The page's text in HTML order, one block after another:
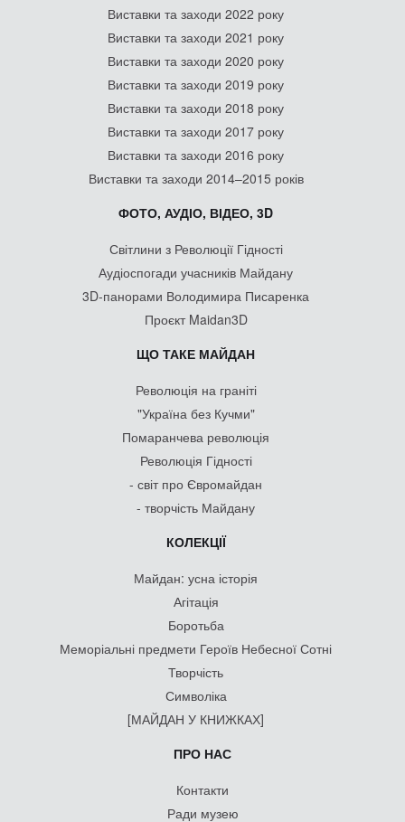
Виставки та заходи 2022 року
Виставки та заходи 2021 року
Виставки та заходи 2020 року
Виставки та заходи 2019 року
Виставки та заходи 2018 року
Виставки та заходи 2017 року
Виставки та заходи 2016 року
Виставки та заходи 2014–2015 років
ФОТО, АУДІО, ВІДЕО, 3D
Світлини з Революції Гідності
Аудіоспогади учасників Майдану
3D-панорами Володимира Писаренка
Проєкт Maidan3D
ЩО ТАКЕ МАЙДАН
Революція на граніті
"Україна без Кучми"
Помаранчева революція
Революція Гідності
- світ про Євромайдан
- творчість Майдану
КОЛЕКЦІЇ
Майдан: усна історія
Агітація
Боротьба
Меморіальні предмети Героїв Небесної Сотні
Творчість
Символіка
[МАЙДАН У КНИЖКАХ]
ПРО НАС
Контакти
Ради музею